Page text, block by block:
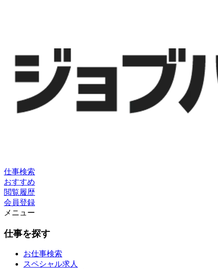
仕事検索
おすすめ
閲覧履歴
会員登録
メニュー
仕事を探す
お仕事検索
スペシャル求人